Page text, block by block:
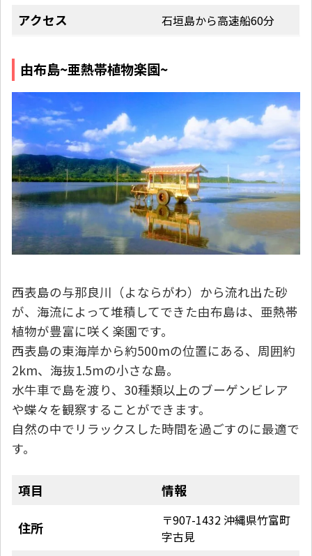
アクセス 石垣島から高速船60分
由布島~亜熱帯植物楽園~
西表島の与那良川（よならがわ）から流れ出た砂
が、海流によって堆積してできた由布島は、亜熱帯
植物が豊富に咲く楽園です。
西表島の東海岸から約500mの位置にある、周囲約
2km、海抜1.5mの小さな島。
水牛車で島を渡り、30種類以上のブーゲンビレア
や蝶々を観察することができます。
自然の中でリラックスした時間を過ごすのに最適で
す。
項目 情報
住所
〒907-1432 沖縄県竹富町
字古見